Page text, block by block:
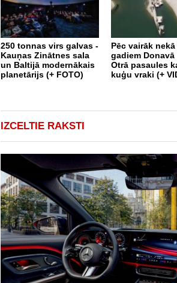
250 tonnas virs galvas -
Kauņas Zinātnes sala
un Baltijā modernākais
planetārijs (+ FOTO)
Pēc vairāk nekā
gadiem Donavā
Otrā pasaules
kuģu vraki (+
IZCELTIE RAKSTI